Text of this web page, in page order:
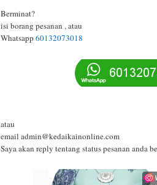
Berminat?
isi borang pesanan , atau
Whatsapp 60132073018
atau
email admin@kedaikainonline.com
Saya akan reply tentang status pesanan anda